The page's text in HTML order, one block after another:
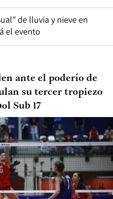
de lluvia y nieve en
el evento
ante el poderío de
su tercer tropiezo
Sub 17